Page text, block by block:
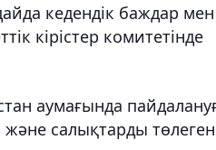
кедендік баждар мен
кірістер комитетінде
аумағында
және салықтарды төлеген